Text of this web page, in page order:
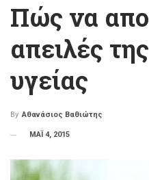
Πώς να
απειλές
υγείας
By Αθανάσιος Βαθιώτης
ΜΑΪ 4, 2015